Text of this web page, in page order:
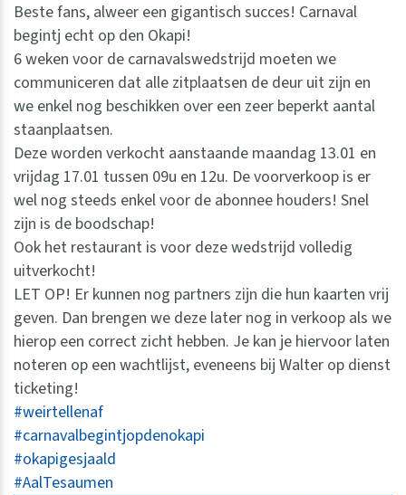
Beste fans, alweer een gigantisch succes! Carnaval
begintj echt op den Okapi!
6 weken voor de carnavalswedstrijd moeten we
communiceren dat alle zitplaatsen de deur uit zijn en
we enkel nog beschikken over een zeer beperkt aantal
staanplaatsen.
Deze worden verkocht aanstaande maandag 13.01 en
vrijdag 17.01 tussen 09u en 12u. De voorverkoop is er
wel nog steeds enkel voor de abonnee houders! Snel
zijn is de boodschap!
Ook het restaurant is voor deze wedstrijd volledig
uitverkocht!
LET OP! Er kunnen nog partners zijn die hun kaarten vrij
geven. Dan brengen we deze later nog in verkoop als we
hierop een correct zicht hebben. Je kan je hiervoor laten
noteren op een wachtlijst, eveneens bij Walter op dienst
ticketing!
#weirtellenaf
#carnavalbegintjopdenokapi
#okapigesjaald
#AalTesaumen